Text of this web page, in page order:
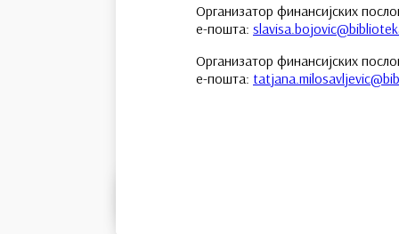
Организатор финансијских
е-пошта:
Организатор финансијских
е-пошта: